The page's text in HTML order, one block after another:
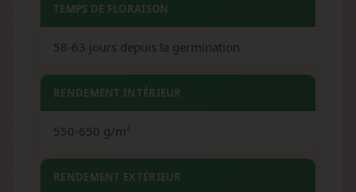
TEMPS DE FLORAISON
58-63 jours depuis la germination
RENDEMENT INTÉRIEUR
550-650 g/m²
RENDEMENT EXTÉRIEUR